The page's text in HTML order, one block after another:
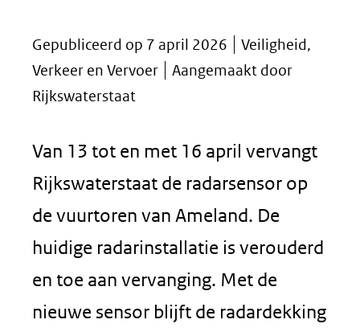
Gepubliceerd op 7 april 2026
Veiligheid,
Verkeer en Vervoer
Aangemaakt door
Rijkswaterstaat
Van 13 tot en met 16 april vervangt
Rijkswaterstaat de radarsensor op
de vuurtoren van Ameland. De
huidige radarinstallatie is verouderd
en toe aan vervanging. Met de
nieuwe sensor blijft de radardekking